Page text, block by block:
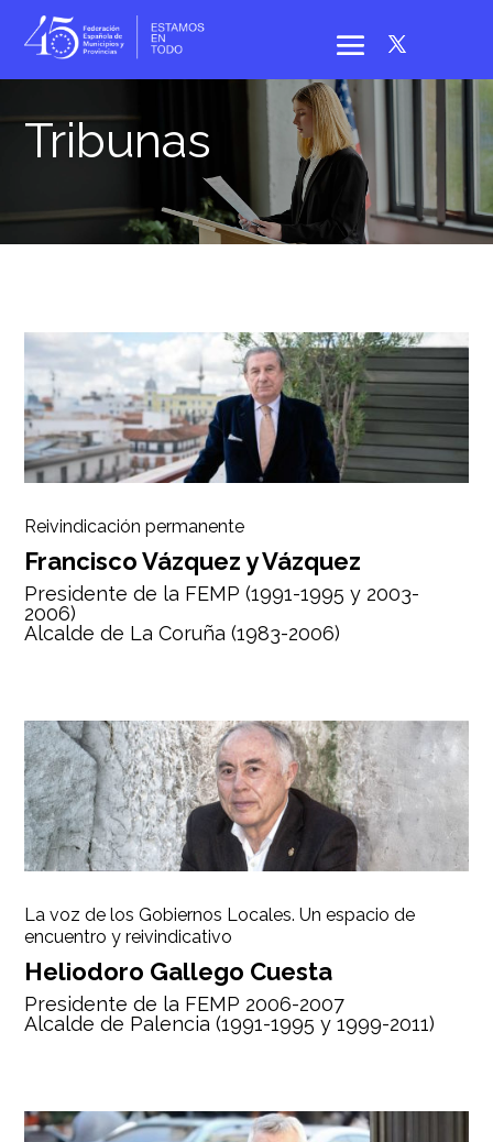
Tribunas
Reivindicación permanente
Francisco Vázquez y Vázquez
Presidente de la FEMP (1991-1995 y 2003-
2006)
Alcalde de La Coruña (1983-2006)
La voz de los Gobiernos Locales. Un espacio de
encuentro y reivindicativo
Heliodoro Gallego Cuesta
Presidente de la FEMP 2006-2007
Alcalde de Palencia (1991-1995 y 1999-2011)